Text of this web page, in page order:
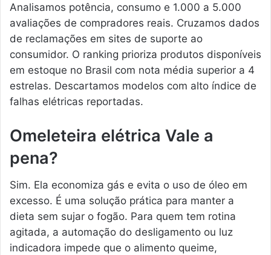
Analisamos potência, consumo e 1.000 a 5.000
avaliações de compradores reais. Cruzamos dados
de reclamações em sites de suporte ao
consumidor. O ranking prioriza produtos disponíveis
em estoque no Brasil com nota média superior a 4
estrelas. Descartamos modelos com alto índice de
falhas elétricas reportadas.
Omeleteira elétrica Vale a
pena?
Sim. Ela economiza gás e evita o uso de óleo em
excesso. É uma solução prática para manter a
dieta sem sujar o fogão. Para quem tem rotina
agitada, a automação do desligamento ou luz
indicadora impede que o alimento queime,